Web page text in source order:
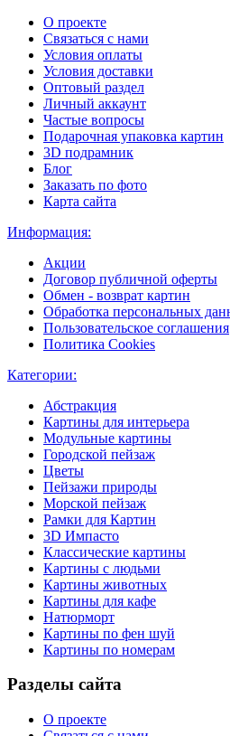
О проекте
Связаться с нами
Условия оплаты
Условия доставки
Оптовый раздел
Личный аккаунт
Частые вопросы
Подарочная упаковка картин
3D подрамник
Блог
Заказать по фото
Карта сайта
Информация:
Акции
Договор публичной оферты
Обмен - возврат картин
Обработка персональных
Пользовательское соглашения
Политика Cookies
Категории:
Абстракция
Картины для интерьера
Модульные картины
Городской пейзаж
Цветы
Пейзажи природы
Морской пейзаж
Рамки для Картин
3D Импасто
Классические картины
Картины с людьми
Картины животных
Картины для кафе
Натюрморт
Картины по фен шуй
Картины по номерам
Разделы сайта
О проекте